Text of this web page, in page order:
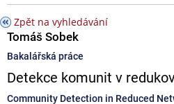
Zpět na vyhledávání
Tomáš Sobek
Bakalářská práce
Detekce komunit v
Community Detection in Reduced